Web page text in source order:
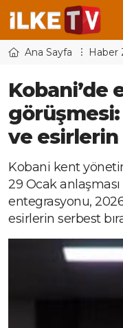
Ana Sayfa Haber
Kobani’de
ve
Kobani kent
29 Ocak
entegrasyonu,
esirlerin serbest